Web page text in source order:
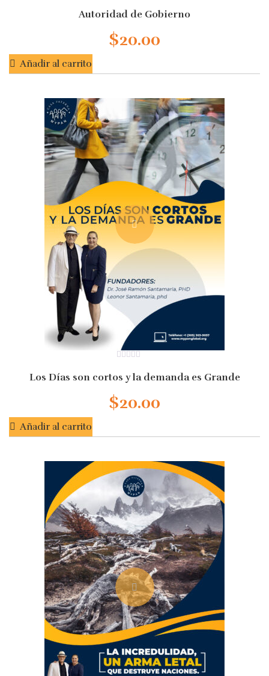
out
of
Autoridad de Gobierno
$20.00
Añadir al carrito
out
of
Los Días son cortos y la demanda es Grande
$20.00
Añadir al carrito